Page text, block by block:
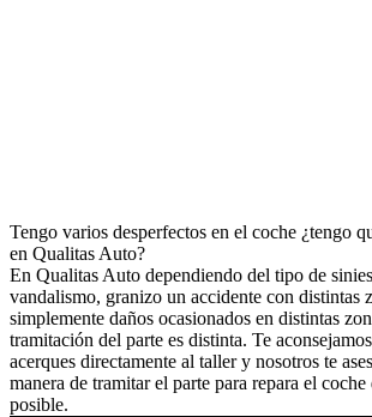
Tengo varios desperfectos en el coche ¿tengo
en Qualitas Auto?
En Qualitas Auto dependiendo del tipo de
vandalismo, granizo un accidente con distintas
simplemente daños ocasionados en distintas
tramitación del parte es distinta. Te
acerques directamente al taller y nosotros te
manera de tramitar el parte para repara el
posible.